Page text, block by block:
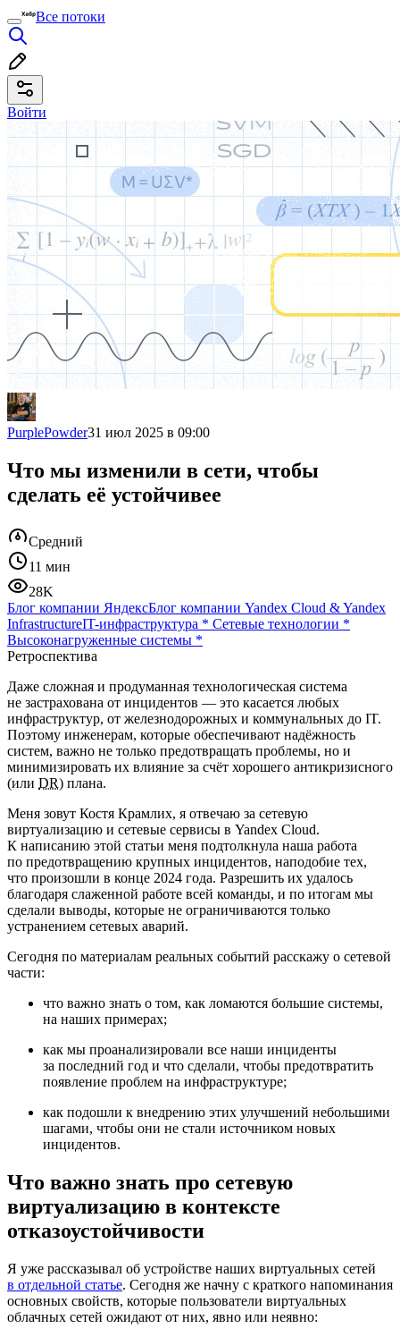
Все потоки
Войти
PurplePowder31 июл 2025 в 09:00
Что мы изменили в сети, чтобы
сделать её устойчивее
Средний
11 мин
28K
Блог компании ЯндексБлог компании Yandex Cloud & Yandex
InfrastructureIT-инфраструктура * Сетевые технологии *
Высоконагруженные системы *
Ретроспектива
Даже сложная и продуманная технологическая система
не застрахована от инцидентов — это касается любых
инфраструктур, от железнодорожных и коммунальных до IT.
Поэтому инженерам, которые обеспечивают надёжность
систем, важно не только предотвращать проблемы, но и
минимизировать их влияние за счёт хорошего антикризисного
(или DR) плана.
Меня зовут Костя Крамлих, я отвечаю за сетевую
виртуализацию и сетевые сервисы в Yandex Cloud.
К написанию этой статьи меня подтолкнула наша работа
по предотвращению крупных инцидентов, наподобие тех,
что произошли в конце 2024 года. Разрешить их удалось
благодаря слаженной работе всей команды, и по итогам мы
сделали выводы, которые не ограничиваются только
устранением сетевых аварий.
Сегодня по материалам реальных событий расскажу о сетевой
части:
что важно знать о том, как ломаются большие системы,
на наших примерах;
как мы проанализировали все наши инциденты
за последний год и что сделали, чтобы предотвратить
появление проблем на инфраструктуре;
как подошли к внедрению этих улучшений небольшими
шагами, чтобы они не стали источником новых
инцидентов.
Что важно знать про сетевую
виртуализацию в контексте
отказоустойчивости
Я уже рассказывал об устройстве наших виртуальных сетей
в отдельной статье. Сегодня же начну с краткого напоминания
основных свойств, которые пользователи виртуальных
облачных сетей ожидают от них, явно или неявно: